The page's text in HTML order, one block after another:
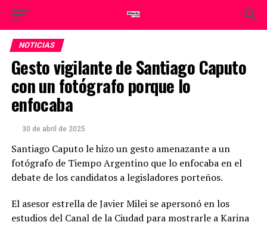
NOTICIAS
Gesto vigilante de Santiago Caputo
con un fotógrafo porque lo
enfocaba
30 de abril de 2025
Santiago Caputo le hizo un gesto amenazante a un
fotógrafo de Tiempo Argentino que lo enfocaba en el
debate de los candidatos a legisladores porteños.
El asesor estrella de Javier Milei se apersonó en los
estudios del Canal de la Ciudad para mostrarle a Karina